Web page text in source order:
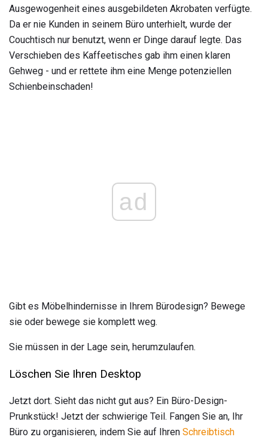
Ausgewogenheit eines ausgebildeten Akrobaten verfügte.
Da er nie Kunden in seinem Büro unterhielt, wurde der
Couchtisch nur benutzt, wenn er Dinge darauf legte. Das
Verschieben des Kaffeetisches gab ihm einen klaren
Gehweg - und er rettete ihm eine Menge potenziellen
Schienbeinschaden!
ad
Gibt es Möbelhindernisse in Ihrem Bürodesign? Bewege
sie oder bewege sie komplett weg.
Sie müssen in der Lage sein, herumzulaufen.
Löschen Sie Ihren Desktop
Jetzt dort. Sieht das nicht gut aus? Ein Büro-Design-
Prunkstück! Jetzt der schwierige Teil. Fangen Sie an, Ihr
Büro zu organisieren, indem Sie auf Ihren Schreibtisch